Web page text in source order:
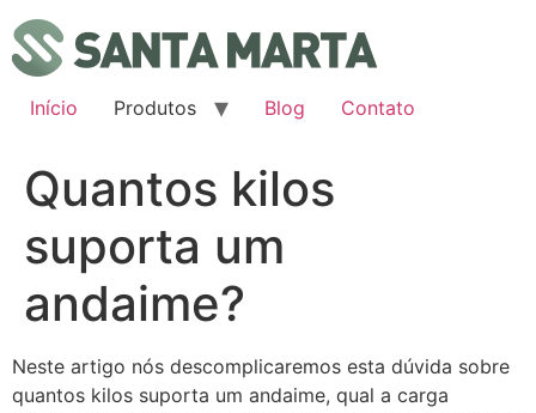
para
conteúdo
Início Produtos Blog Contato
Quantos kilos
suporta um
andaime?
Neste artigo nós descomplicaremos esta dúvida sobre
quantos kilos suporta um andaime, qual a carga